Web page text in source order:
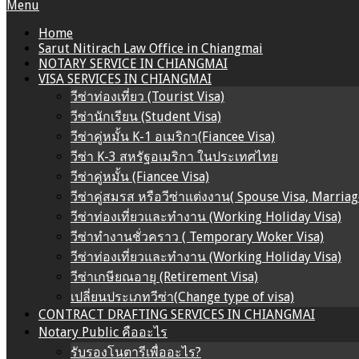
Primary
Menu
Menu
Home
Sarut Nitirach Law Office in Chiangmai
NOTARY SERVICE IN CHIANGMAI
VISA SERVICES IN CHIANGMAI
วีซ่าท่องเที่ยว (Tourist Visa)
วีซ่านักเรียน (Student Visa)
วีซ่าคู่หมั้น K-1 อเมริกา(Fiancee Visa)
วีซ่า K-3 สหรัฐอเมริกา ในประเทศไทย
วีซ่าคู่หมั้น (Fiancee Visa)
วีซ่าคู่สมรส หรือวีซ่าแต่งงาน( Spouse Visa,
วีซ่าท่องเที่ยวและทำงาน (Working Holiday Visa)
วีซ่าทำงานชั่วคราว ( Temporary Woker Visa)
วีซ่าท่องเที่ยวและทำงาน (Working Holiday Visa)
วีซ่าเกษียณอายุ (Retirement Visa)
เปลี่ยนประเภทวีซ่า(Change type of visa)
CONTRACT DRAFTING SERVICES IN CHIANGMAI
Notary Public คืออะไร
รับรองโนตารีเพื่ออะไร?